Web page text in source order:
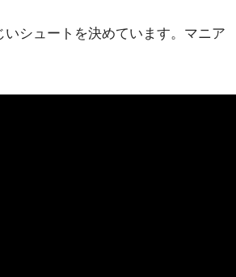
シュートを決めています。マニア